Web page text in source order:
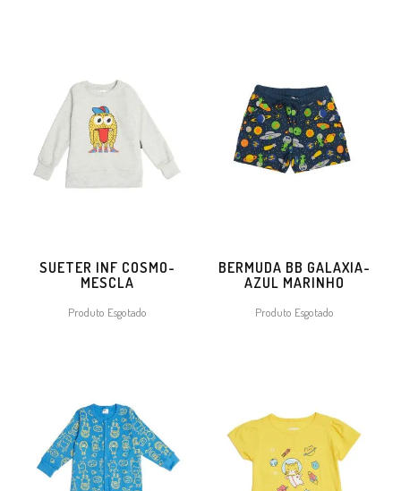
SUETER INF COSMO-
MESCLA
Produto Esgotado
BERMUDA BB GALAXIA-
AZUL MARINHO
Produto Esgotado